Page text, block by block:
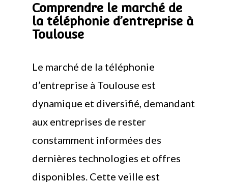
Comprendre le marché de
la téléphonie d’entreprise à
Toulouse
Le marché de la téléphonie
d’entreprise à Toulouse est
dynamique et diversifié, demandant
aux entreprises de rester
constamment informées des
dernières technologies et offres
disponibles. Cette veille est